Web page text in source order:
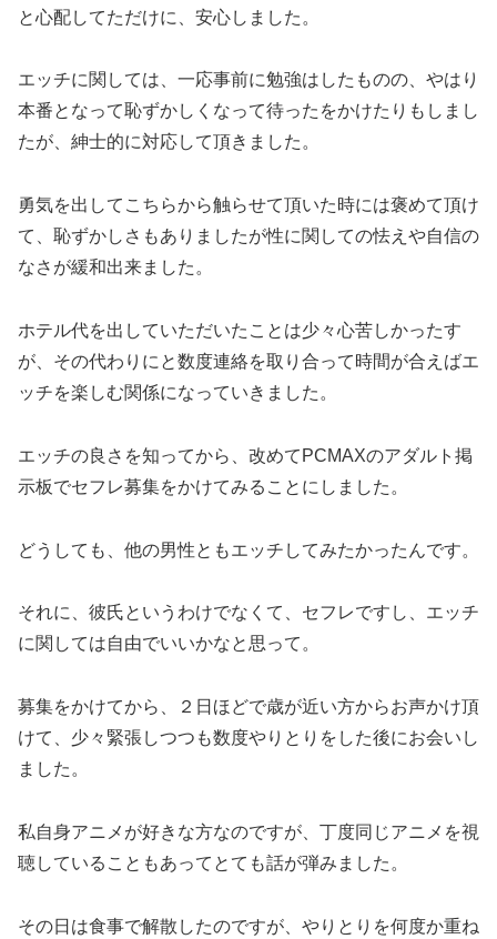
と心配してただけに、安心しました。
エッチに関しては、一応事前に勉強はしたものの、やはり
本番となって恥ずかしくなって待ったをかけたりもしまし
たが、紳士的に対応して頂きました。
勇気を出してこちらから触らせて頂いた時には褒めて頂け
て、恥ずかしさもありましたが性に関しての怯えや自信の
なさが緩和出来ました。
ホテル代を出していただいたことは少々心苦しかったす
が、その代わりにと数度連絡を取り合って時間が合えばエ
ッチを楽しむ関係になっていきました。
エッチの良さを知ってから、改めてPCMAXのアダルト掲
示板でセフレ募集をかけてみることにしました。
どうしても、他の男性ともエッチしてみたかったんです。
それに、彼氏というわけでなくて、セフレですし、エッチ
に関しては自由でいいかなと思って。
募集をかけてから、２日ほどで歳が近い方からお声かけ頂
けて、少々緊張しつつも数度やりとりをした後にお会いし
ました。
私自身アニメが好きな方なのですが、丁度同じアニメを視
聴していることもあってとても話が弾みました。
その日は食事で解散したのですが、やりとりを何度か重ね